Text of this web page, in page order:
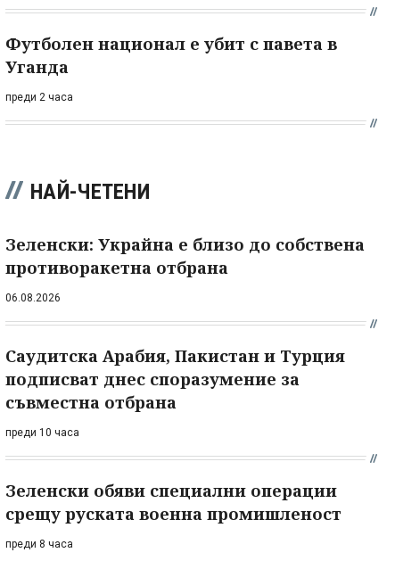
Футболен национал е убит с павета в
Уганда
преди 2 часа
НАЙ-ЧЕТЕНИ
Зеленски: Украйна е близо до собствена
противоракетна отбрана
06.08.2026
Саудитска Арабия, Пакистан и Турция
подписват днес споразумение за
съвместна отбрана
преди 10 часа
Зеленски обяви специални операции
срещу руската военна промишленост
преди 8 часа